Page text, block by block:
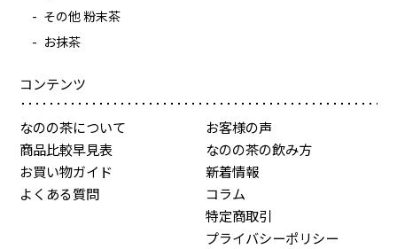
その他 粉末茶
お抹茶
コンテンツ
なのの茶について
商品比較早見表
お買い物ガイド
よくある質問
お客様の声
なのの茶の飲み方
新着情報
コラム
特定商取引
プライバシーポリシー